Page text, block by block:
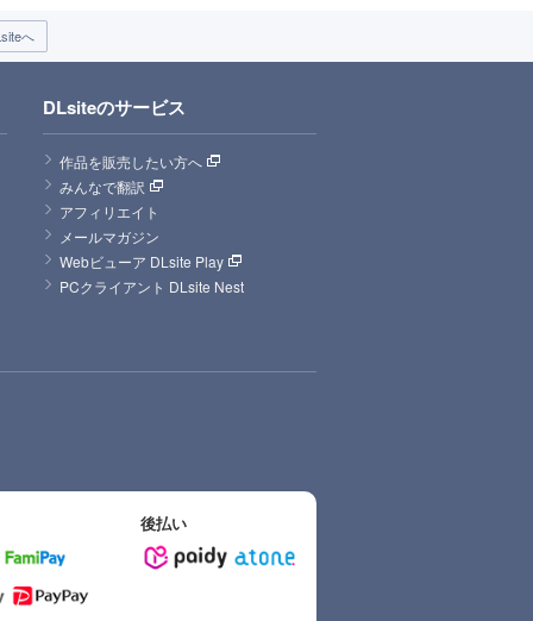
へ
DLsiteのサービス
作品を販売したい方へ
みんなで翻訳
アフィリエイト
メールマガジン
Webビューア DLsite Play
PCクライアント DLsite Nest
後払い